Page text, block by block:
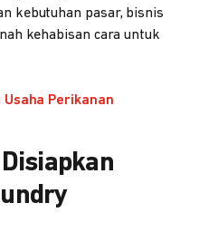
kebutuhan pasar, bisnis
kehabisan cara untuk
Perikanan